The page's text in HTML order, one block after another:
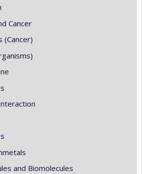
Cancer
(Cancer)
and Biomolecules